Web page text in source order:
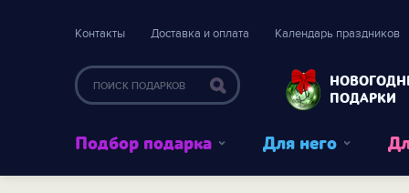
Контакты Доставка и оплата Календарь праздников
ПОДАРКИ
Подбор подарка Для него